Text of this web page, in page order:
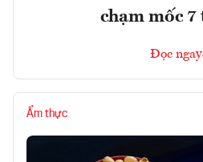
chạm mốc 7
Đọc ngay
Ẩm thực